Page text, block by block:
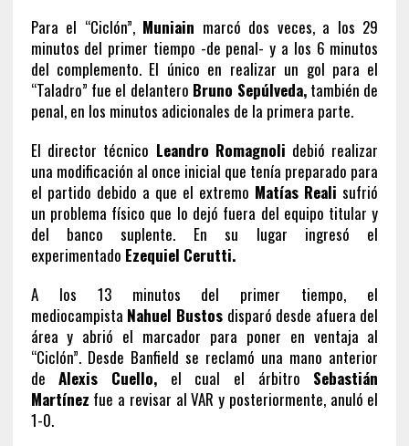
Para el “Ciclón”, Muniain marcó dos veces, a los 29
minutos del primer tiempo -de penal- y a los 6 minutos
del complemento. El único en realizar un gol para el
“Taladro” fue el delantero Bruno Sepúlveda,también de
penal, en los minutos adicionales de la primera parte.
El director técnico Leandro Romagnoli debió realizar
una modificación al once inicial que tenía preparado para
el partido debido a que el extremo Matías Realisufrió
un problema físico que lo dejó fuera del equipo titular y
del banco suplente. En su lugar ingresó el
experimentado Ezequiel Cerutti.
A los 13 minutos del primer tiempo, el
mediocampista Nahuel Bustosdisparó desde afuera del
área y abrió el marcador para poner en ventaja al
“Ciclón”. Desde Banfield se reclamó una mano anterior
deAlexis Cuello,el cual el árbitro Sebastián
Martínez fue a revisar al VAR y posteriormente, anuló el
1-0.